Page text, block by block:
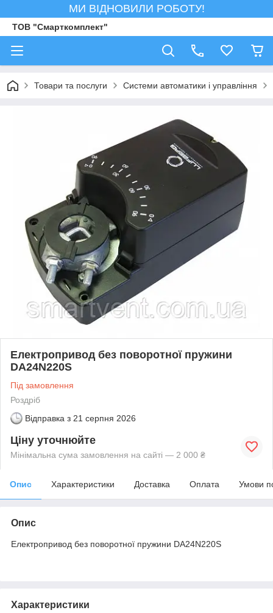
МИ ВІДНОВИЛИ РОБОТУ!
ТОВ "Смарткомплект"
Товари та послуги Системи автоматики і управління
Електропривод без поворотної пружини
DA24N220S
Під замовлення
Роздріб
Відправка з 21 серпня 2026
Ціну уточнюйте
Мінімальна сума замовлення на сайті — 2 000 ₴
Опис Характеристики Доставка Оплата Умови
Опис
Електропривод без поворотної пружини DA24N220S
Характеристики